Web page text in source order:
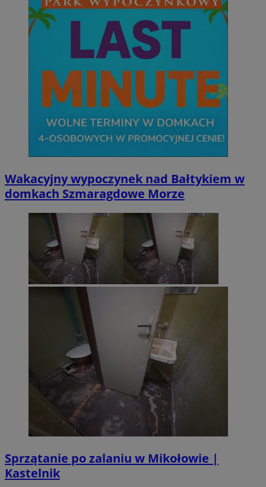
Wakacyjny wypoczynek nad Bałtykiem w
domkach Szmaragdowe Morze
Sprzątanie po zalaniu w Mikołowie |
Kastelnik